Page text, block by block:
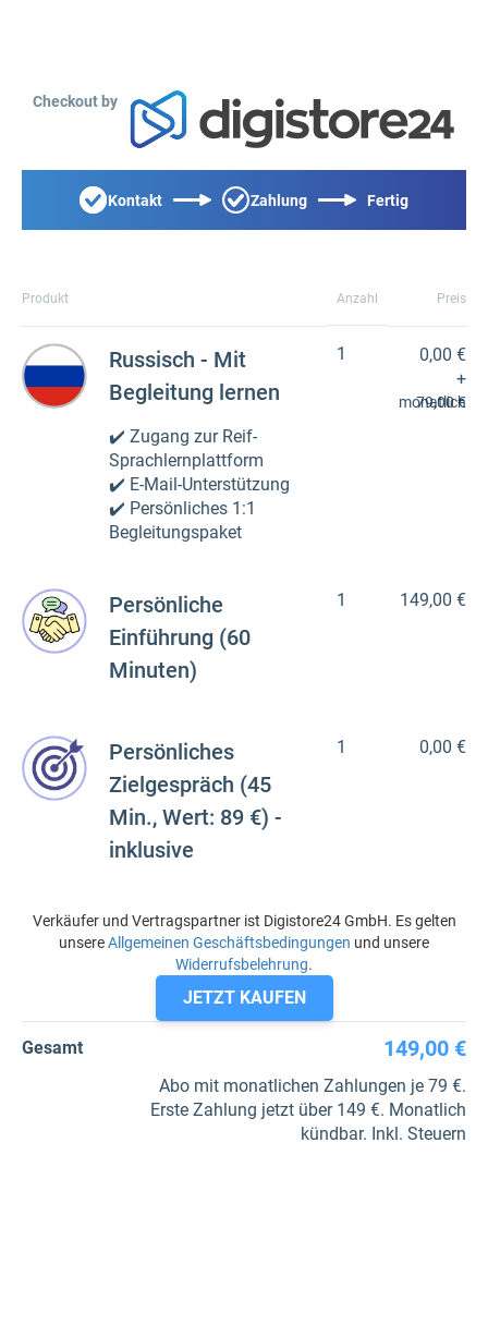
Checkout by
Kontakt Zahlung Fertig
Produkt Anzahl Preis
Russisch - Mit
Begleitung lernen
✔️ Zugang zur Reif-
Sprachlernplattform
✔️ E-Mail-Unterstützung
✔️ Persönliches 1:1
Begleitungspaket
1
0,00 €
+
79,00 €
monatlich
Persönliche
Einführung (60
Minuten)
1 149,00 €
Persönliches
Zielgespräch (45
Min., Wert: 89 €) -
inklusive
1 0,00 €
Verkäufer und Vertragspartner ist Digistore24 GmbH. Es gelten
unsereAllgemeinen Geschäftsbedingungen und unsere
Widerrufsbelehrung.
JETZT KAUFEN
Gesamt 149,00 €
Abo mit monatlichen Zahlungen je 79 €.
Erste Zahlung jetzt über 149 €. Monatlich
kündbar. Inkl. Steuern